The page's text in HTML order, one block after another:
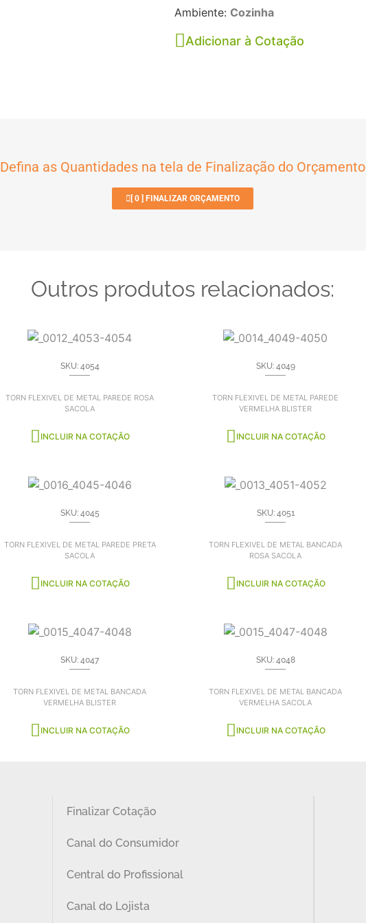
Ambiente: Cozinha
Adicionar à Cotação
Defina as Quantidades na tela de Finalização do Orçamento
[ 0 ] FINALIZAR ORÇAMENTO
Outros produtos relacionados:
SKU: 4054
TORN FLEXIVEL DE METAL PAREDE ROSA
SACOLA
INCLUIR NA COTAÇÃO
SKU: 4049
TORN FLEXIVEL DE METAL PAREDE
VERMELHA BLISTER
INCLUIR NA COTAÇÃO
SKU: 4045
TORN FLEXIVEL DE METAL PAREDE PRETA
SACOLA
INCLUIR NA COTAÇÃO
SKU: 4051
TORN FLEXIVEL DE METAL BANCADA
ROSA SACOLA
INCLUIR NA COTAÇÃO
SKU: 4047
TORN FLEXIVEL DE METAL BANCADA
VERMELHA BLISTER
INCLUIR NA COTAÇÃO
SKU: 4048
TORN FLEXIVEL DE METAL BANCADA
VERMELHA SACOLA
INCLUIR NA COTAÇÃO
Finalizar Cotação
Canal do Consumidor
Central do Profissional
Canal do Lojista